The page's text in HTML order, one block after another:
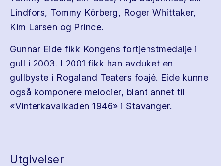
Lindfors, Tommy Körberg, Roger Whittaker,
Kim Larsen og Prince.
Gunnar Eide fikk Kongens fortjenstmedalje i
gull i 2003. I 2001 fikk han avduket en
gullbyste i Rogaland Teaters foajé. Eide kunne
også komponere melodier, blant annet til
«Vinterkavalkaden 1946» i Stavanger.
Utgivelser